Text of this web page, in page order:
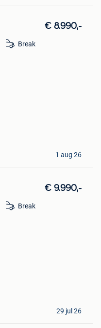
€ 8.990,-
Break
1 aug 26
€ 9.990,-
Break
29 jul 26